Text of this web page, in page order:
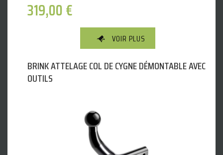
319,00€
VOIR PLUS
BRINK ATTELAGE COL DE CYGNE DÉMONTABLE AVEC
OUTILS